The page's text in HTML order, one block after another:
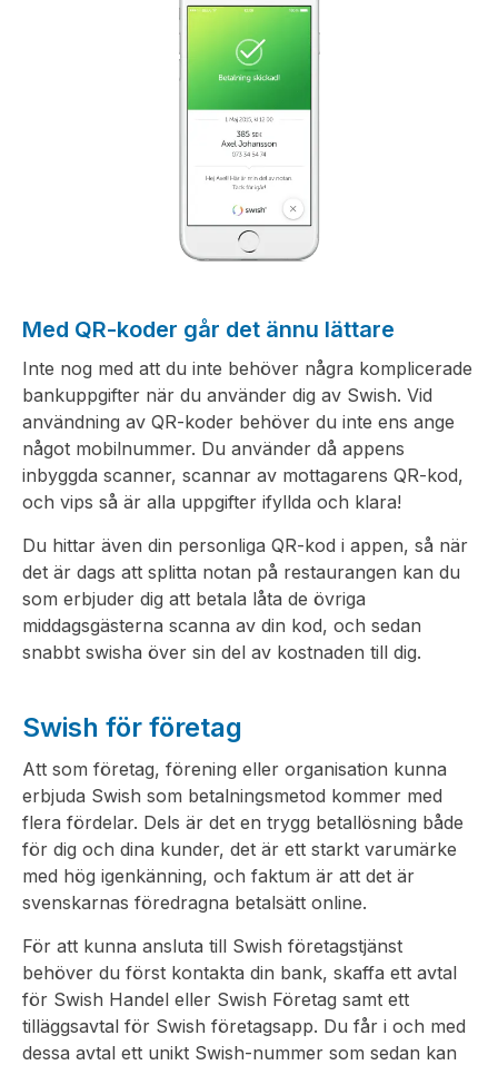
Med QR-koder går det ännu lättare
Inte nog med att du inte behöver några komplicerade
bankuppgifter när du använder dig av Swish. Vid
användning av QR-koder behöver du inte ens ange
något mobilnummer. Du använder då appens
inbyggda scanner, scannar av mottagarens QR-kod,
och vips så är alla uppgifter ifyllda och klara!
Du hittar även din personliga QR-kod i appen, så när
det är dags att splitta notan på restaurangen kan du
som erbjuder dig att betala låta de övriga
middagsgästerna scanna av din kod, och sedan
snabbt swisha över sin del av kostnaden till dig.
Swish för företag
Att som företag, förening eller organisation kunna
erbjuda Swish som betalningsmetod kommer med
flera fördelar. Dels är det en trygg betallösning både
för dig och dina kunder, det är ett starkt varumärke
med hög igenkänning, och faktum är att det är
svenskarnas föredragna betalsätt online.
För att kunna ansluta till Swish företagstjänst
behöver du först kontakta din bank, skaffa ett avtal
för Swish Handel eller Swish Företag samt ett
tilläggsavtal för Swish företagsapp. Du får i och med
dessa avtal ett unikt Swish-nummer som sedan kan